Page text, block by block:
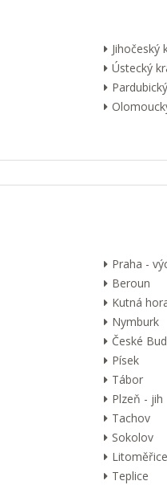
Jihočeský
Ústecký
Praha -
Beroun
Kutná
Nymburk
České
Písek
Tábor
Plzeň - jih
Tachov
Sokolov
Litoměřice
Teplice